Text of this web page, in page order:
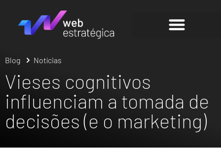
Blog Notícias
Vieses cognitivos
influenciam a tomada de
decisões (e o marketing)